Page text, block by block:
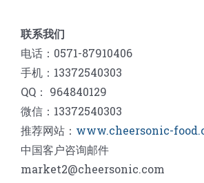
联系我们
电话：0571-87910406
手机：13372540303
QQ： 964840129
微信：13372540303
推荐网站： www.cheersonic-
中国客户咨询邮件
market2@cheersonic.com